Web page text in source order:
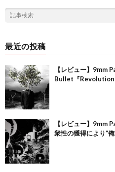
最近の投稿
【レビュー】9mm
Bullet『
【レビュー】9mm
衆性の獲得により“